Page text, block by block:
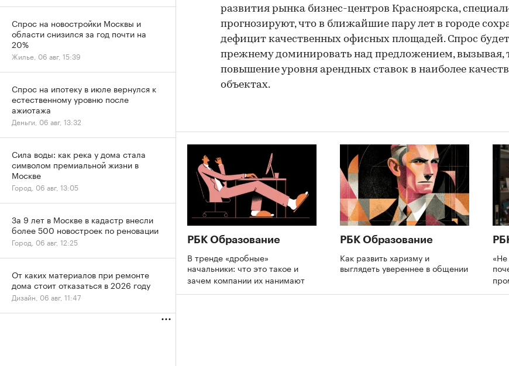
развития рынка бизнес-центров Красноярска,
прогнозируют, что в ближайшие пару лет в городе
дефицит качественных офисных площадей. Спрос
прежнему доминировать над предложением, вызывая,
повышение уровня арендных ставок в наиболее
объектах.
РБК Образование
В тренде «дробные»
начальники: что это такое и
зачем компании их нанимают
РБК Образование
Как развить харизму и
выглядеть увереннее в общении
Спрос на новостройки Москвы и
области снизился за год почти на
20%
Жилье, 06 авг, 15:39
Спрос на ипотеку в июле вернулся к
естественному уровню после
ажиотажа
Деньги, 06 авг, 13:32
Сила воды: как река у дома стала
символом премиальной жизни в
Москве
Город, 06 авг, 13:05
За 9 лет в Москве в кадастр внесли
более 500 новостроек по реновации
Город, 06 авг, 12:25
От каких материалов при ремонте
дома стоит отказаться в 2026 году
Дизайн, 06 авг, 11:47